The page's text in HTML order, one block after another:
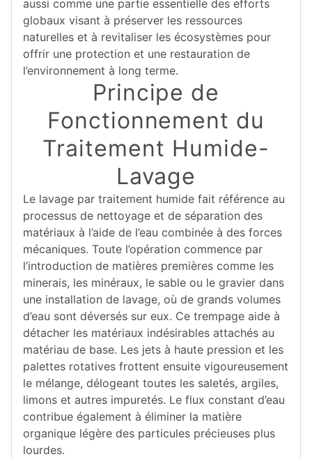
aussi comme une partie essentielle des efforts
globaux visant à préserver les ressources
naturelles et à revitaliser les écosystèmes pour
offrir une protection et une restauration de
l’environnement à long terme.
Principe de
Fonctionnement du
Traitement Humide-
Lavage
Le lavage par traitement humide fait référence au
processus de nettoyage et de séparation des
matériaux à l’aide de l’eau combinée à des forces
mécaniques. Toute l’opération commence par
l’introduction de matières premières comme les
minerais, les minéraux, le sable ou le gravier dans
une installation de lavage, où de grands volumes
d’eau sont déversés sur eux. Ce trempage aide à
détacher les matériaux indésirables attachés au
matériau de base. Les jets à haute pression et les
palettes rotatives frottent ensuite vigoureusement
le mélange, délogeant toutes les saletés, argiles,
limons et autres impuretés. Le flux constant d’eau
contribue également à éliminer la matière
organique légère des particules précieuses plus
lourdes.